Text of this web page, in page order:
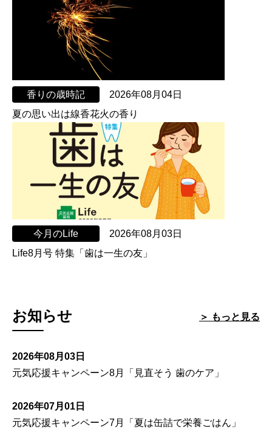
香りの歳時記
2026年08月04日
夏の思い出は線香花火の香り
今月のLife
2026年08月03日
Life8月号 特集「歯は一生の友」
お知らせ
2026年08月03日
元気応援キャンペーン8月「見直そう 歯のケア」
2026年07月01日
元気応援キャンペーン7月「夏は缶詰で栄養ごはん」
＞ もっと見る